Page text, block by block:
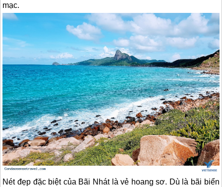
mạc.
Nét đẹp đặc biệt của Bãi Nhát là vẻ hoang sơ. Dù là bãi biển